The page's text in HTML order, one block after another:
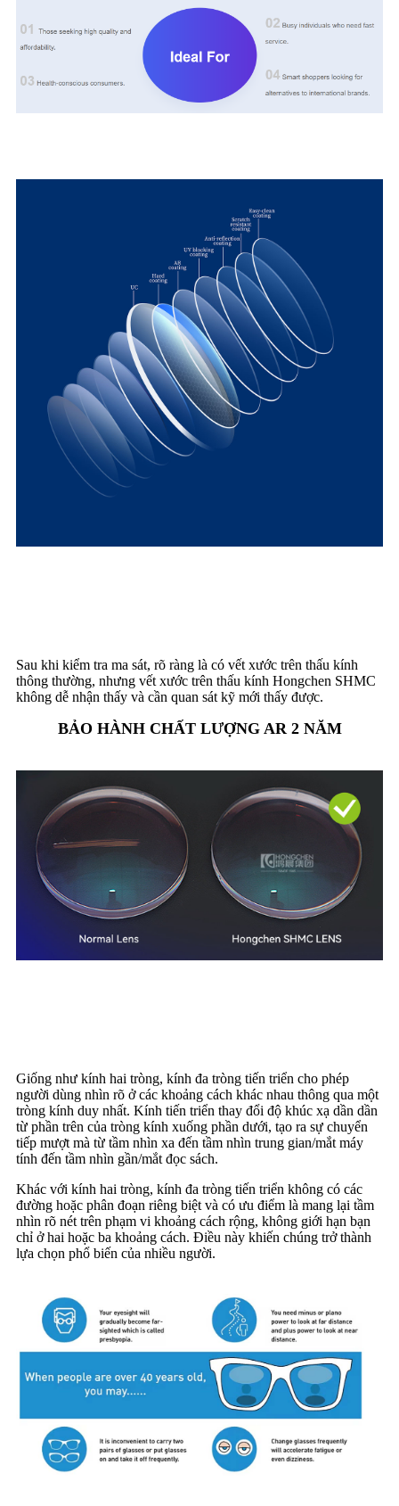
Sau khi kiểm tra ma sát, rõ ràng là có vết xước trên thấu kính
thông thường, nhưng vết xước trên thấu kính Hongchen SHMC
không dễ nhận thấy và cần quan sát kỹ mới thấy được.
BẢO HÀNH CHẤT LƯỢNG AR 2 NĂM
Giống như kính hai tròng, kính đa tròng tiến triển cho phép
người dùng nhìn rõ ở các khoảng cách khác nhau thông qua một
tròng kính duy nhất. Kính tiến triển thay đổi độ khúc xạ dần dần
từ phần trên của tròng kính xuống phần dưới, tạo ra sự chuyển
tiếp mượt mà từ tầm nhìn xa đến tầm nhìn trung gian/mắt máy
tính đến tầm nhìn gần/mắt đọc sách.
Khác với kính hai tròng, kính đa tròng tiến triển không có các
đường hoặc phân đoạn riêng biệt và có ưu điểm là mang lại tầm
nhìn rõ nét trên phạm vi khoảng cách rộng, không giới hạn bạn
chỉ ở hai hoặc ba khoảng cách. Điều này khiến chúng trở thành
lựa chọn phổ biến của nhiều người.